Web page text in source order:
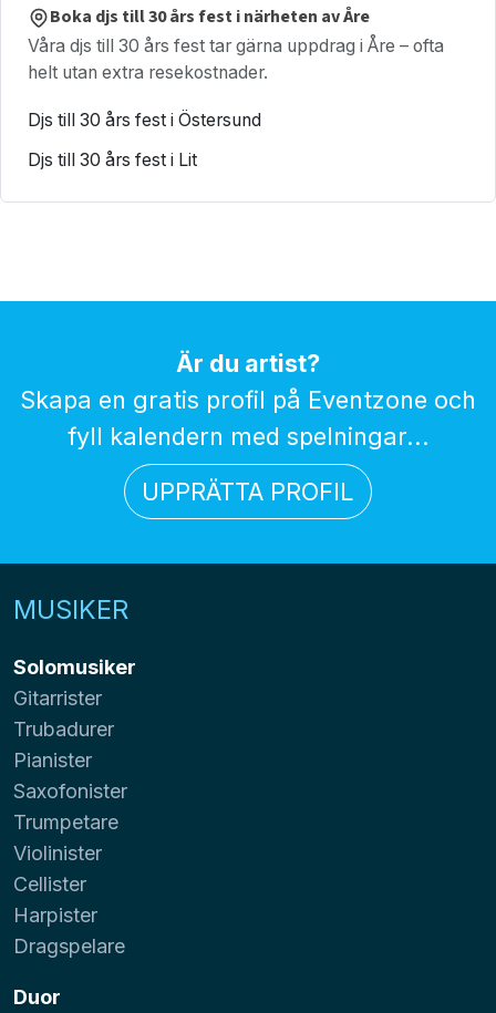
Boka djs till 30 års fest i närheten av Åre
Våra djs till 30 års fest tar gärna uppdrag i Åre – ofta
helt utan extra resekostnader.
Djs till 30 års fest i Östersund
Djs till 30 års fest i Lit
Är du artist?
Skapa en gratis profil på Eventzone och
fyll kalendern med spelningar...
UPPRÄTTA PROFIL
MUSIKER
Solomusiker
Gitarrister
Trubadurer
Pianister
Saxofonister
Trumpetare
Violinister
Cellister
Harpister
Dragspelare
Duor